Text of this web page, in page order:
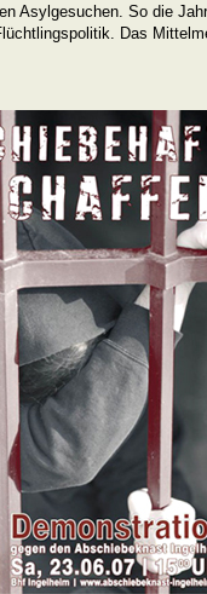
Asylgesuchen. So die
Das